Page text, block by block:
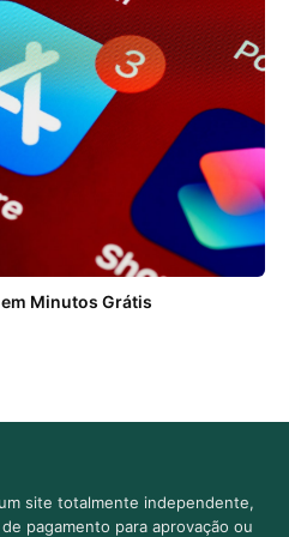
Minutos Grátis
site totalmente independente,
pagamento para aprovação ou